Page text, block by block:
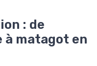
: de
à matagot en